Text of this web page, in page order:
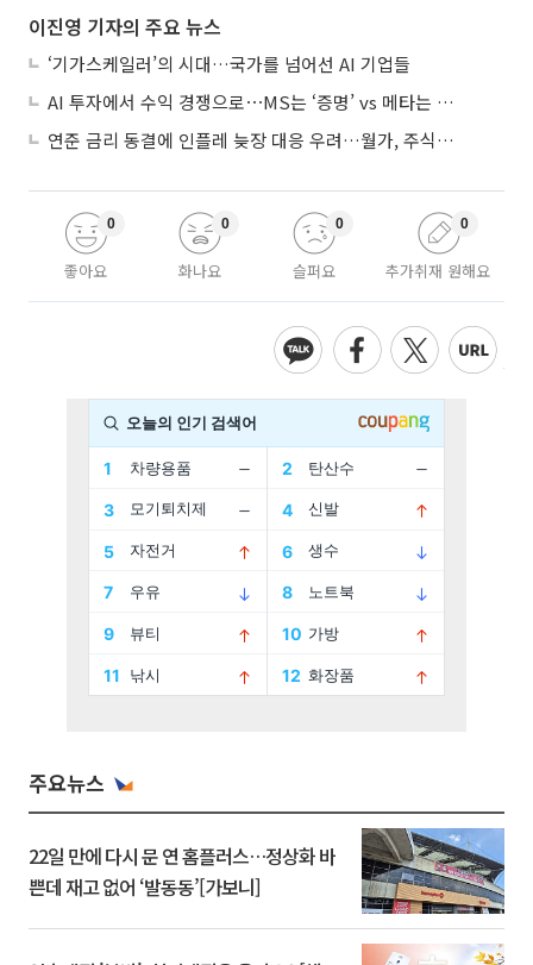
이진영 기자의 주요 뉴스
‘기가스케일러’의 시대…국가를 넘어선 AI 기업들
AI 투자에서 수익 경쟁으로⋯MS는 ‘증명’ vs 메타는 ‘숙제’
연준 금리 동결에 인플레 늦장 대응 우려…월가, 주식도 채권도 던졌다
좋아요
0
화나요
0
슬퍼요
0
추가취재 원해요
0
주요뉴스
22일 만에 다시 문 연 홈플러스…정상화 바
쁜데 재고 없어 ‘발동동’[가보니]